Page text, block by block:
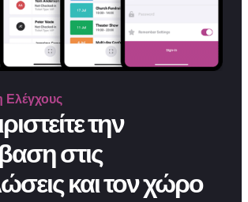
Ελέγχους
την
στις
και τον χώρο